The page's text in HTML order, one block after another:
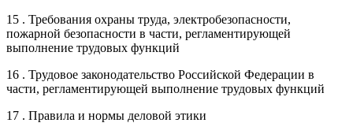
15 . Требования охраны труда, электробезопасности,
пожарной безопасности в части, регламентирующей
выполнение трудовых функций
16 . Трудовое законодательство Российской Федерации в
части, регламентирующей выполнение трудовых функций
17 . Правила и нормы деловой этики